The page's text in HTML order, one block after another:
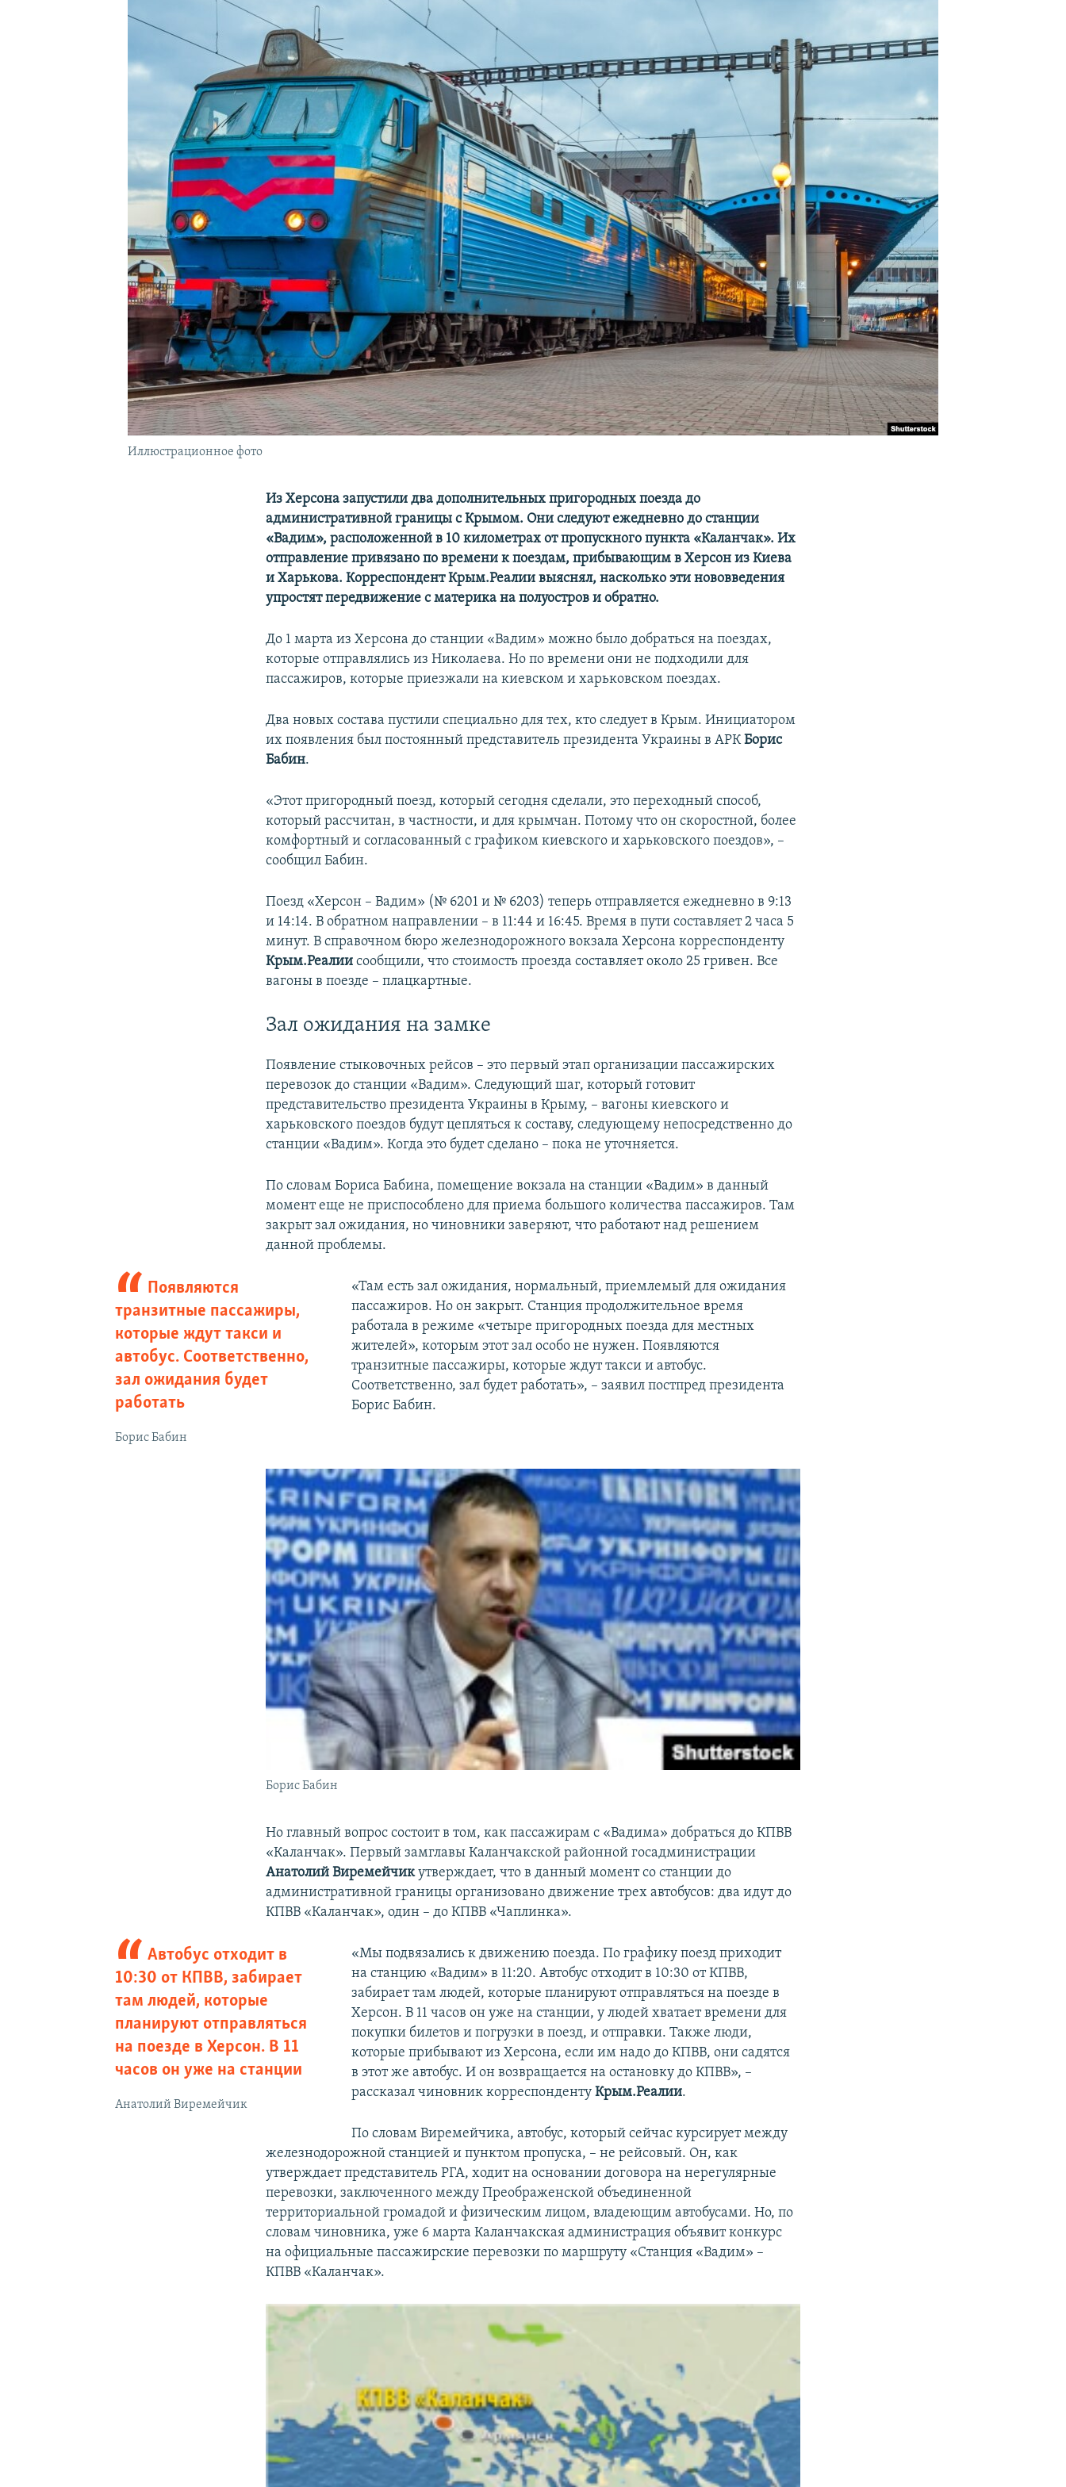
Иллюстрационное фото
Из Херсона запустили два дополнительных пригородных поезда до
административной границы с Крымом. Они следуют ежедневно до станции
«Вадим», расположенной в 10 километрах от пропускного пункта «Каланчак». Их
отправление привязано по времени к поездам, прибывающим в Херсон из Киева
и Харькова. Корреспондент Крым.Реалии выяснял, насколько эти нововведения
упростят передвижение с материка на полуостров и обратно.
До 1 марта из Херсона до станции «Вадим» можно было добраться на поездах,
которые отправлялись из Николаева. Но по времени они не подходили для
пассажиров, которые приезжали на киевском и харьковском поездах.
Два новых состава пустили специально для тех, кто следует в Крым. Инициатором
их появления был постоянный представитель президента Украины в АРКБорис
Бабин.
«Этот пригородный поезд, который сегодня сделали, это переходный способ,
который рассчитан, в частности, и для крымчан. Потому что он скоростной, более
комфортный и согласованный с графиком киевского и харьковского поездов», –
сообщил Бабин.
Поезд «Херсон – Вадим» (№ 6201 и № 6203) теперь отправляется ежедневно в 9:13
и 14:14. В обратном направлении – в 11:44 и 16:45. Время в пути составляет 2 часа 5
минут. В справочном бюро железнодорожного вокзала Херсона корреспонденту
Крым.Реалии сообщили, что стоимость проезда составляет около 25 гривен. Все
вагоны в поезде – плацкартные.
Зал ожидания на замке
Появление стыковочных рейсов – это первый этап организации пассажирских
перевозок до станции «Вадим». Следующий шаг, который готовит
представительство президента Украины в Крыму, – вагоны киевского и
харьковского поездов будут цепляться к составу, следующему непосредственно до
станции «Вадим». Когда это будет сделано – пока не уточняется.
По словам Бориса Бабина, помещение вокзала на станции «Вадим» в данный
момент еще не приспособлено для приема большого количества пассажиров. Там
закрыт зал ожидания, но чиновники заверяют, что работают над решением
данной проблемы.
Появляются
транзитные пассажиры,
которые ждут такси и
автобус. Соответственно,
зал ожидания будет
работать
Борис Бабин
«Там есть зал ожидания, нормальный, приемлемый для ожидания
пассажиров. Но он закрыт. Станция продолжительное время
работала в режиме «четыре пригородных поезда для местных
жителей», которым этот зал особо не нужен. Появляются
транзитные пассажиры, которые ждут такси и автобус.
Соответственно, зал будет работать», – заявил постпред президента
Борис Бабин.
Борис Бабин
Но главный вопрос состоит в том, как пассажирам с «Вадима» добраться до КПВВ
«Каланчак». Первый замглавы Каланчакской районной госадминистрации
Анатолий Виремейчикутверждает, что в данный момент со станции до
административной границы организовано движение трех автобусов: два идут до
КПВВ «Каланчак», один – до КПВВ «Чаплинка».
Автобус отходит в
10:30 от КПВВ, забирает
там людей, которые
планируют отправляться
на поезде в Херсон. В 11
часов он уже на станции
Анатолий Виремейчик
«Мы подвязались к движению поезда. По графику поезд приходит
на станцию «Вадим» в 11:20. Автобус отходит в 10:30 от КПВВ,
забирает там людей, которые планируют отправляться на поезде в
Херсон. В 11 часов он уже на станции, у людей хватает времени для
покупки билетов и погрузки в поезд, и отправки. Также люди,
которые прибывают из Херсона, если им надо до КПВВ, они садятся
в этот же автобус. И он возвращается на остановку до КПВВ», –
рассказал чиновник корреспонденту Крым.Реалии.
По словам Виремейчика, автобус, который сейчас курсирует между
железнодорожной станцией и пунктом пропуска, – не рейсовый. Он, как
утверждает представитель РГА, ходит на основании договора на нерегулярные
перевозки, заключенного между Преображенской объединенной
территориальной громадой и физическим лицом, владеющим автобусами. Но, по
словам чиновника, уже 6 марта Каланчакская администрация объявит конкурс
на официальные пассажирские перевозки по маршруту «Станция «Вадим» –
КПВВ «Каланчак».